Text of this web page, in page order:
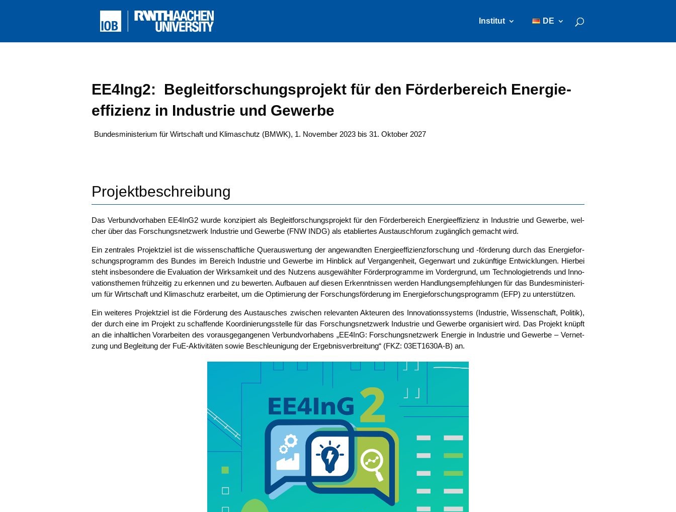
Institut DE
EE4Ing2: Begleit­for­schungs­pro­jekt für den För­der­be­reich Ener­gie­
ef­fi­zi­enz in Indus­trie und Gewerbe
Bun­des­mi­nis­te­ri­um für Wirt­schaft und Kli­ma­schutz (BMWK), 1. Novem­ber 2023 bis 31. Okto­ber 2027
Projektbeschreibung
Das Ver­bund­vor­ha­ben EE4InG2 wur­de kon­zi­piert als Begleit­for­schungs­pro­jekt für den För­der­be­reich Ener­gie­ef­fi­zi­enz in Indus­trie und Gewer­be, wel­
cher über das For­schungs­netz­werk Indus­trie und Gewer­be (FNW INDG) als eta­blier­tes Aus­tausch­fo­rum zugäng­lich gemacht wird.
Ein zen­tra­les Pro­jekt­ziel ist die wis­sen­schaft­li­che Quer­aus­wer­tung der ange­wand­ten Ener­gie­ef­fi­zi­enz­for­schung und ‑för­de­rung durch das Ener­gie­for­
schungs­pro­gramm des Bun­des im Bereich Indus­trie und Gewer­be im Hin­blick auf Ver­gan­gen­heit, Gegen­wart und zukünf­ti­ge Ent­wick­lun­gen. Hier­bei
steht ins­be­son­de­re die Eva­lua­ti­on der Wirk­sam­keit und des Nut­zens aus­ge­wähl­ter För­der­pro­gram­me im Vor­der­grund, um Tech­no­lo­gie­trends und Inno­
va­ti­ons­the­men früh­zei­tig zu erken­nen und zu bewer­ten. Auf­bau­en auf die­sen Erkennt­nis­sen wer­den Hand­lungs­emp­feh­lun­gen für das Bun­des­mi­nis­te­ri­
um für Wirt­schaft und Kli­ma­schutz erar­bei­tet, um die Opti­mie­rung der For­schungs­för­de­rung im Ener­gie­for­schungs­pro­gramm (EFP) zu unterstützen.
Ein wei­te­res Pro­jekt­ziel ist die För­de­rung des Aus­tau­sches zwi­schen rele­van­ten Akteu­ren des Inno­va­ti­ons­sys­tems (Indus­trie, Wis­sen­schaft, Poli­tik),
der durch eine im Pro­jekt zu schaf­fen­de Koor­di­nie­rungs­stel­le für das For­schungs­netz­werk Indus­trie und Gewer­be orga­ni­siert wird. Das Pro­jekt knüpft
an die inhalt­li­chen Vor­ar­bei­ten des vor­aus­ge­gan­ge­nen Ver­bund­vor­ha­bens „EE4InG: For­schungs­netz­werk Ener­gie in Indus­trie und Gewer­be – Ver­net­
zung und Beglei­tung der FuE-Akti­vi­tä­ten sowie Beschleu­ni­gung der Ergeb­nis­ver­brei­tung“ (FKZ: 03ET1630A‑B) an.